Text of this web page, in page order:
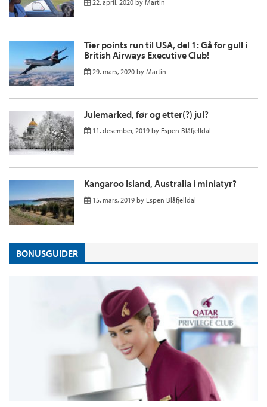
22. april, 2020 by Martin
Tier points run til USA, del 1: Gå for gull i
British Airways Executive Club!
29. mars, 2020 by Martin
Julemarked, før og etter(?) jul?
11. desember, 2019 by Espen Blåfjelldal
Kangaroo Island, Australia i miniatyr?
15. mars, 2019 by Espen Blåfjelldal
BONUSGUIDER